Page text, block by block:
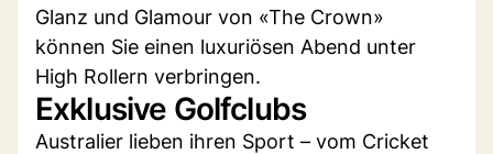
Glanz und Glamour von «The Crown»
können Sie einen luxuriösen Abend unter
High Rollern verbringen.
Exklusive Golfclubs
Australier lieben ihren Sport – vom Cricket